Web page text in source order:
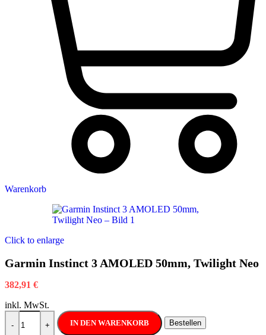
Warenkorb
Click to enlarge
Garmin Instinct 3 AMOLED 50mm, Twilight Neo
382,91 €
inkl. MwSt.
-
Garmin Instinct 3 AMOLED 50mm, Twilight Neo Menge
+ IN DEN WARENKORB Bestellen